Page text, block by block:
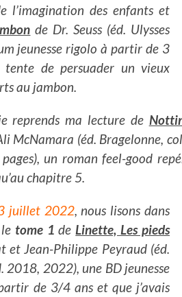
l’imagination des enfants et
de Dr. Seuss (éd. Ulysses
jeunesse rigolo à partir de 3
tente de persuader un vieux
au jambon.
reprends ma lecture de
McNamara (éd. Bragelonne,
un roman feel-good
chapitre 5.
juillet 2022, nous lisons dans
tome 1 deLinette, Les pieds
et Jean-Philippe Peyraud (éd.
2018, 2022), une BD jeunesse
de 3/4 ans et que j’avais